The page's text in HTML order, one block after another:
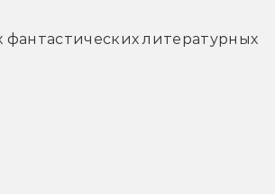
литературных